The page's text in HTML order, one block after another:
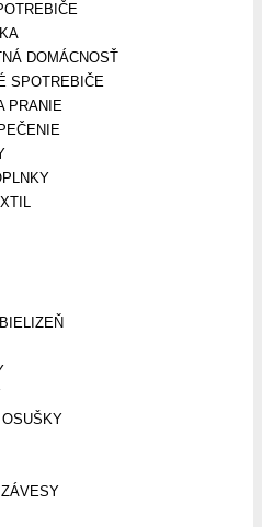
DOMÁCNOSŤ
SPOTREBIČE
PRANIE